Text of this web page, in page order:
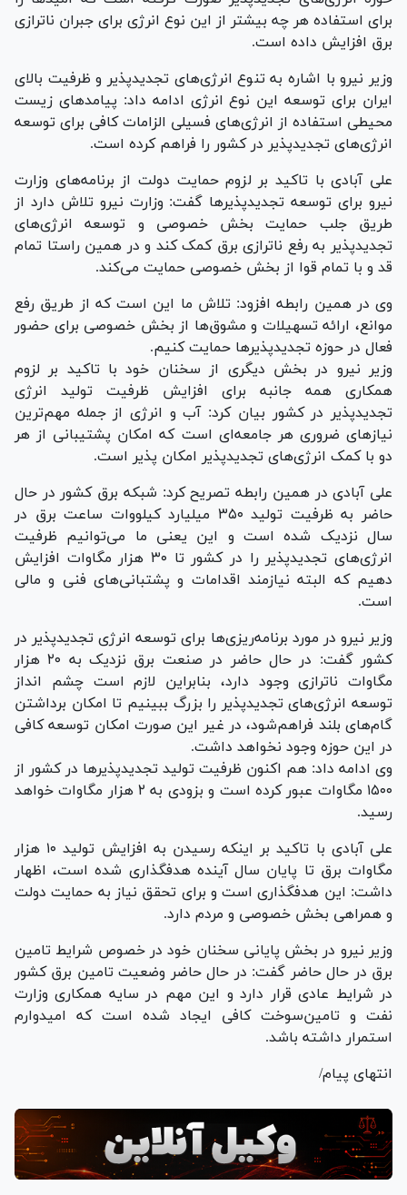
برای استفاده هر چه بیشتر از این نوع انرژی برای جبران ناترازی
برق افزایش داده است.
وزیر نیرو با اشاره به تنوع انرژی‌های تجدیدپذیر و ظرفیت بالای
ایران برای توسعه این نوع انرژی ادامه داد: پیامد‌های زیست
محیطی استفاده از انرژی‌های فسیلی الزامات کافی برای توسعه
انرژی‌های تجدیدپذیر در کشور را فراهم کرده است.
علی آبادی با تاکید بر لزوم حمایت دولت از برنامه‌های وزارت
نیرو برای توسعه تجدیدپذیر‌ها گفت: وزارت نیرو تلاش دارد از
طریق جلب حمایت بخش خصوصی و توسعه انرژی‌های
تجدیدپذیر به رفع ناترازی برق کمک کند و در همین راستا تمام
قد و با تمام قوا از بخش خصوصی حمایت می‌کند.
وی در همین رابطه افزود: تلاش ما این است که از طریق رفع
موانع، ارائه تسهیلات و مشوق‌ها از بخش خصوصی برای حضور
فعال در حوزه تجدیدپذیر‌ها حمایت کنیم.
وزیر نیرو در بخش دیگری از سخنان خود با تاکید بر لزوم
همکاری همه جانبه برای افزایش ظرفیت تولید انرژی
تجدیدپذیر در کشور بیان کرد: آب و انرژی از جمله مهم‌ترین
نیاز‌های ضروری هر جامعه‌ای است که امکان پشتیبانی از هر
دو با کمک انرژی‌های تجدیدپذیر امکان پذیر است.
علی آبادی در همین رابطه تصریح کرد: شبکه برق کشور در حال
حاضر به ظرفیت تولید ۳۵۰ میلیارد کیلووات ساعت برق در
سال نزدیک شده است و این یعنی ما می‌توانیم ظرفیت
انرژی‌های تجدیدپذیر را در کشور تا ۳۰ هزار مگاوات افزایش
دهیم که البته نیازمند اقدامات و پشتبانی‌های فنی و مالی
است.
وزیر نیرو در مورد برنامه‌ریزی‌ها برای توسعه انرژی تجدیدپذیر در
کشور گفت: در حال حاضر در صنعت برق نزدیک به ۲۰ هزار
مگاوات ناترازی وجود دارد، بنابراین لازم است چشم انداز
توسعه انرژی‌های تجدیدپذیر را بزرگ ببینیم تا امکان برداشتن
گام‌های بلند فراهم‌شود، در غیر این صورت امکان توسعه کافی
در این حوزه وجود نخواهد داشت.
وی ادامه داد: هم اکنون ظرفیت تولید تجدیدپذیر‌ها در کشور از
۱۵۰۰ مگاوات عبور کرده است و بزودی به ۲ هزار مگاوات خواهد
رسید.
علی آبادی با تاکید بر اینکه رسیدن به افزایش تولید ۱۰ هزار
مگاوات برق تا پایان سال آینده هدفگذاری شده است، اظهار
داشت: این هدفگذاری است و برای تحقق نیاز به حمایت دولت
و همراهی بخش خصوصی و مردم دارد.
وزیر نیرو در بخش پایانی سخنان خود در خصوص شرایط تامین
برق در حال حاضر گفت: در حال حاضر وضعیت تامین برق کشور
در شرایط عادی قرار دارد و این مهم در سایه همکاری وزارت
نفت و تامین‌سوخت کافی ایجاد شده است که امیدوارم
استمرار داشته باشد.
انتهای پیام/